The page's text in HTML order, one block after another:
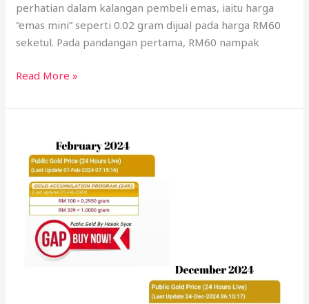
perhatian dalam kalangan pembeli emas, iaitu harga
“emas mini” seperti 0.02 gram dijual pada harga RM60
seketul. Pada pandangan pertama, RM60 nampak
Read More »
Tahun
2024
Tiba-
Tiba
Naik
Mendadak!